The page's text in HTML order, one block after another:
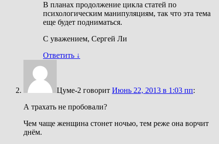
В планах продолжение цикла статей по
психологическим манипуляциям, так что эта тема
еще будет подниматься.
С уважением, Сергей Ли
Ответить ↓
Цуме-2 говорит Июнь 22, 2013 в 1:03 пп:
А трахать не пробовали?
Чем чаще женщина стонет ночью, тем реже она ворчит
днём.